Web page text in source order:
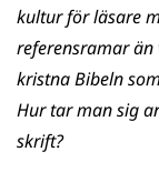
kultur för läsare
referensramar än
kristna Bibeln
Hur tar man sig
skrift?